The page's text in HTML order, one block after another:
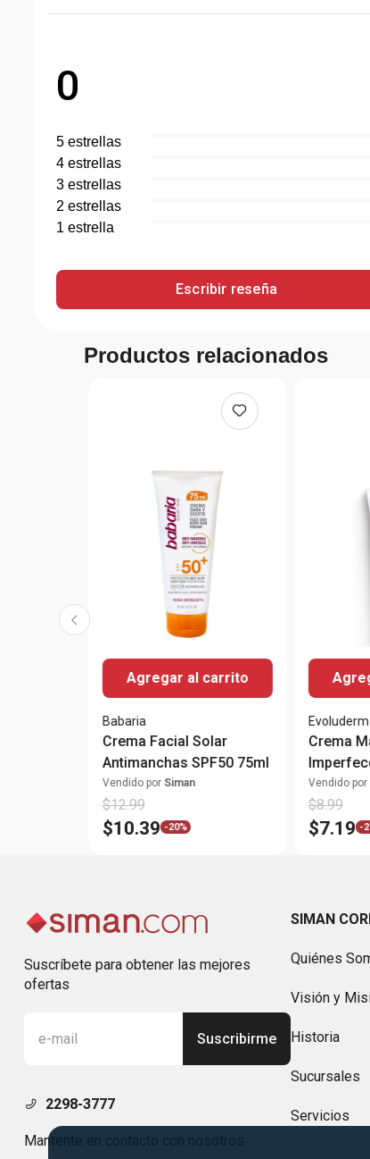
0
5 estrellas
4 estrellas
3 estrellas
2 estrellas
1 estrella
Escribir reseña
Productos relacionados
Agregar al carrito
Babaria
Crema Facial Solar
Antimanchas SPF50 75ml
Vendido por Siman
$12.99
$10.39 -20%
Evoluderm
Crema
Vendido por
$8.99
$7.19 -
Suscríbete para obtener las mejores
ofertas
Suscribirme
2298-3777
Mantente en contacto con nosotros
SIMAN
Quiénes
Visión y
Historia
Sucursales
Servicios